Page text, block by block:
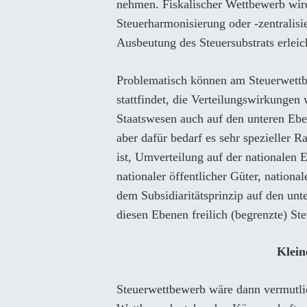
nehmen. Fiskalischer Wettbewerb
Steuerharmonisierung oder -
Ausbeutung des Steuersubstrats
Problematisch können am
stattfindet, die Verteilungswirkungen
Staatswesen auch auf den unteren
aber dafür bedarf es sehr spezieller
ist, Umverteilung auf der nationalen
nationaler öffentlicher Güter,
dem Subsidiaritätsprinzip auf den
diesen Ebenen freilich (begrenzte)
Steuerwettbewerb wäre dann